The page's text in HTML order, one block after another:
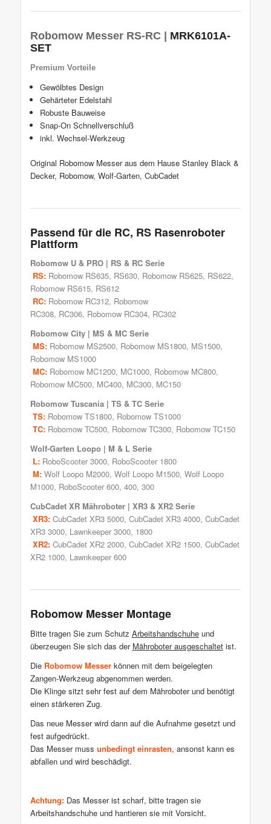
Robomow Messer RS-RC | MRK6101A-
SET
Premium Vorteile
Gewölbtes Design
Gehärteter Edelstahl
Robuste Bauweise
Snap-On Schnellverschluß
inkl. Wechsel-Werkzeug
Original Robomow Messer aus dem Hause Stanley Black &
Decker, Robomow, Wolf-Garten, CubCadet
Passend für die RC, RS Rasenroboter
Plattform
RobomowU & PRO | RS & RC Serie
RS: Robomow RS635, RS630, Robomow RS625, RS622,
Robomow RS615, RS612
RC:Robomow RC312, Robomow
RC308, RC306, Robomow RC304, RC302
RobomowCity | MS & MC Serie
MS:Robomow MS2500, Robomow MS1800, MS1500,
Robomow MS1000
MC:Robomow MC1200, MC1000, Robomow MC800,
Robomow MC500, MC400, MC300, MC150
RobomowTuscania | TS & TC Serie
TS:Robomow TS1800, Robomow TS1000
TC: Robomow TC500, Robomow TC300, Robomow TC150
Wolf-Garten Loopo| M & L Serie
L:RoboScooter 3000, RoboScooter 1800
M: Wolf Loopo M2000, Wolf Loopo M1500, Wolf Loopo
M1000, RoboScooter 600, 400, 300
CubCadet XR Mähroboter| XR3 & XR2 Serie
XR3: CubCadet XR3 5000, CubCadet XR3 4000, CubCadet
XR3 3000, Lawnkeeper 3000, 1800
XR2: CubCadet XR2 2000, CubCadet XR2 1500, CubCadet
XR2 1000, Lawnkeeper 600
Robomow Messer Montage
Bitte tragen Sie zum Schutz Arbeitshandschuheund
überzeugen Sie sich das der Mähroboter ausgeschaltetist.
Die Robomow Messerkönnen mit dem beigelegten
Zangen-Werkzeug abgenommen werden.
Die Klinge sitzt sehr fest auf dem Mähroboter und benötigt
einen stärkeren Zug.
Das neue Messer wird dann auf die Aufnahme gesetzt und
fest aufgedrückt.
Das Messer muss unbedingt einrasten, ansonst kann es
abfallen und wird beschädigt.
Achtung:Das Messer ist scharf, bitte tragen sie
Arbeitshandschuhe und hantieren sie mit Vorsicht.